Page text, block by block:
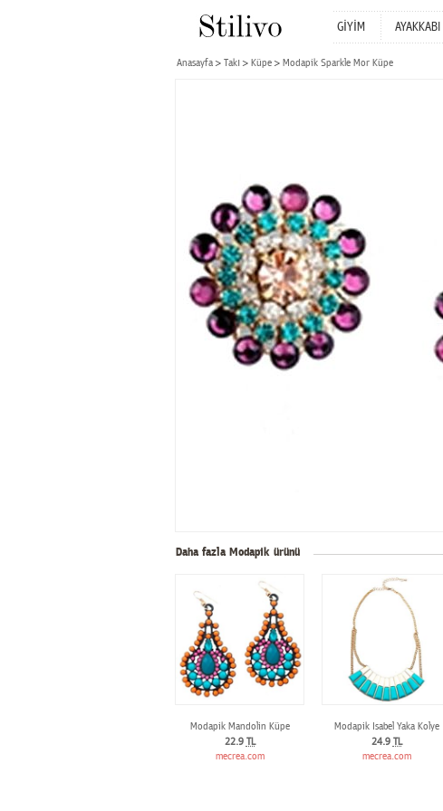
GİYİM AYAKKABI
Anasayfa Takı Küpe Modapik Sparkle Mor Küpe
Daha fazla Modapik ürünü
Modapik Mandolin Küpe
22.9 TL
mecrea.com
Modapik Isabel Yaka Kolye
24.9 TL
mecrea.com